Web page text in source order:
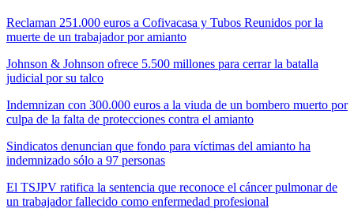
Reclaman 251.000 euros a Cofivacasa y Tubos Reunidos por la
muerte de un trabajador por amianto
Johnson & Johnson ofrece 5.500 millones para cerrar la batalla
judicial por su talco
Indemnizan con 300.000 euros a la viuda de un bombero muerto por
culpa de la falta de protecciones contra el amianto
Sindicatos denuncian que fondo para víctimas del amianto ha
indemnizado sólo a 97 personas
El TSJPV ratifica la sentencia que reconoce el cáncer pulmonar de
un trabajador fallecido como enfermedad profesional